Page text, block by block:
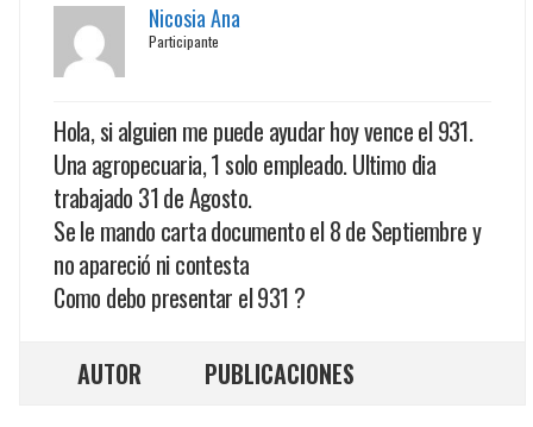
Nicosia Ana
Participante
Hola, si alguien me puede ayudar hoy vence el 931.
Una agropecuaria, 1 solo empleado. Ultimo dia
trabajado 31 de Agosto.
Se le mando carta documento el 8 de Septiembre y
no apareció ni contesta
Como debo presentar el 931 ?
AUTOR PUBLICACIONES